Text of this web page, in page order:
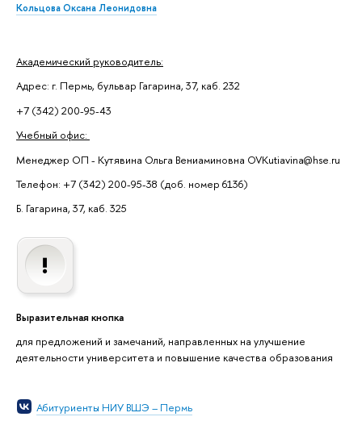
Кольцова Оксана Леонидовна
Академический руководитель:
Адрес: г. Пермь, бульвар Гагарина, 37, каб. 232
+7 (342) 200-95-43
Учебный офис:
Менеджер ОП - Кутявина Ольга Вениаминовна OVKutiavina@hse.ru
Телефон: +7 (342) 200-95-38 (доб. номер 6136)
Б. Гагарина, 37, каб. 325
Выразительная кнопка
для предложений и замечаний, направленных на улучшение
деятельности университета и повышение качества образования
Абитуриенты НИУ ВШЭ – Пермь